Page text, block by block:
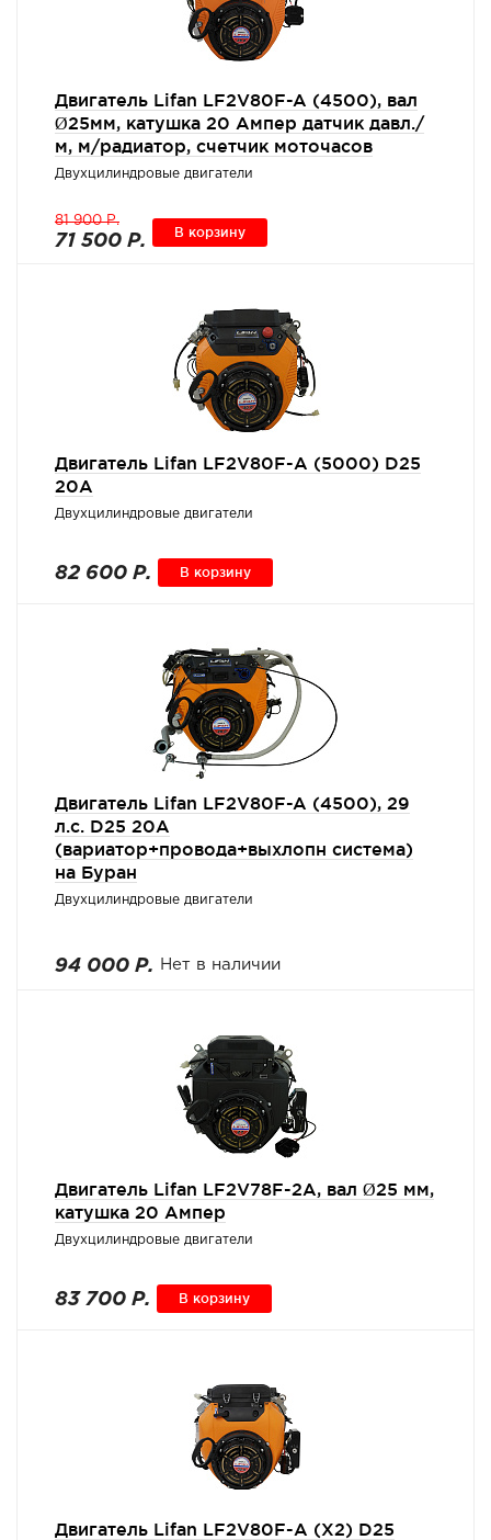
Двигатель Lifan LF2V80F-A (4500), вал
Ø25мм, катушка 20 Ампер датчик давл./
м, м/радиатор, счетчик моточасов
Двухцилиндровые двигатели
81 900 Р.
71 500 Р. В корзину
Двигатель Lifan LF2V80F-А (5000) D25
20A
Двухцилиндровые двигатели
82 600 Р. В корзину
Двигатель Lifan LF2V80F-A (4500), 29
л.с. D25 20А
(вариатор+провода+выхлопн система)
на Буран
Двухцилиндровые двигатели
94 000 Р. Нет в наличии
Двигатель Lifan LF2V78F-2A, вал Ø25 мм,
катушка 20 Ампер
Двухцилиндровые двигатели
83 700 Р. В корзину
Двигатель Lifan LF2V80F-А (X2) D25